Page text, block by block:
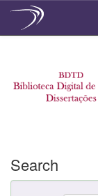
Search